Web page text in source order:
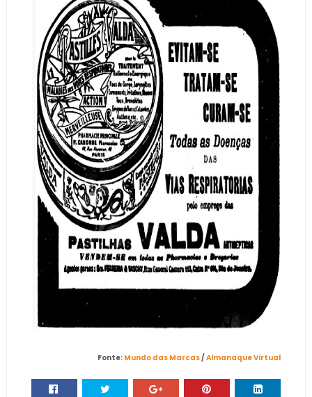
Fonte: Mundo das Marcas/Almanaque Virtual